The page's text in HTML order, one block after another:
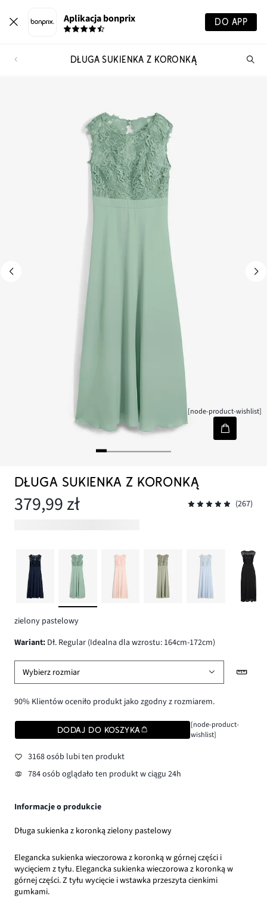
Aplikacja bonprix DO APP
DŁUGA SUKIENKA Z KORONKĄ
[node-product-wishlist]
DŁUGA SUKIENKA Z KORONKĄ
379,99 zł (267)
zielony pastelowy
wariant: Dł. Regular (Idealna dla wzrostu: 164cm-172cm)
Wybierz rozmiar
90% Klientów oceniło produkt jako zgodny z rozmiarem.
DODAJ DO KOSZYKA
[node-product-
wishlist]
3168 osób lubi ten produkt
784 osób oglądało ten produkt w ciągu 24h
Informacje o produkcie
Długa sukienka z koronką zielony pastelowy
Elegancka sukienka wieczorowa z koronką w górnej części i
wycięciem z tyłu. Elegancka sukienka wieczorowa z koronką w
górnej części. Z tyłu wycięcie i wstawka przeszyta cienkimi
gumkami.